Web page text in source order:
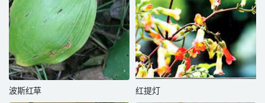
波斯红草 红提灯